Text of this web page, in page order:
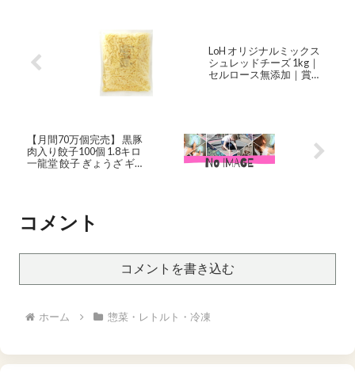
LoH オリジナルミックス
シュレッドチーズ 1kg｜
セルロース無添加｜賞味
【月間70万個完売】 黒豚
肉入り餃子100個 1.8キロ
一龍堂 餃子 ぎょうざ ギョ
華点心
コメント
コメントを書き込む
ホーム 惣菜・レトルト・冷凍